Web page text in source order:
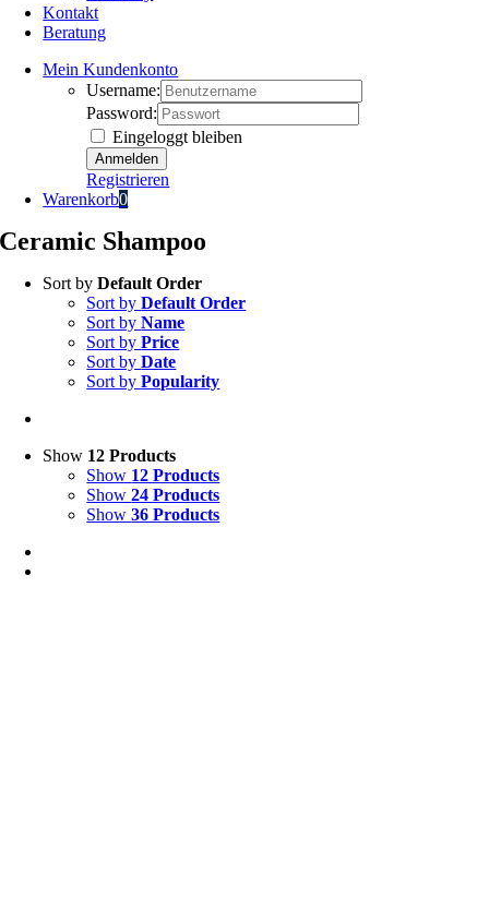
Kontakt
Beratung
Mein Kundenkonto
Username:
Password:
Eingeloggt bleiben
Registrieren
Warenkorb0
Ceramic Shampoo
Sort byDefault Order
Sort byDefault Order
Sort byName
Sort byPrice
Sort byDate
Sort byPopularity
Show 12 Products
Show 12 Products
Show24 Products
Show36 Products